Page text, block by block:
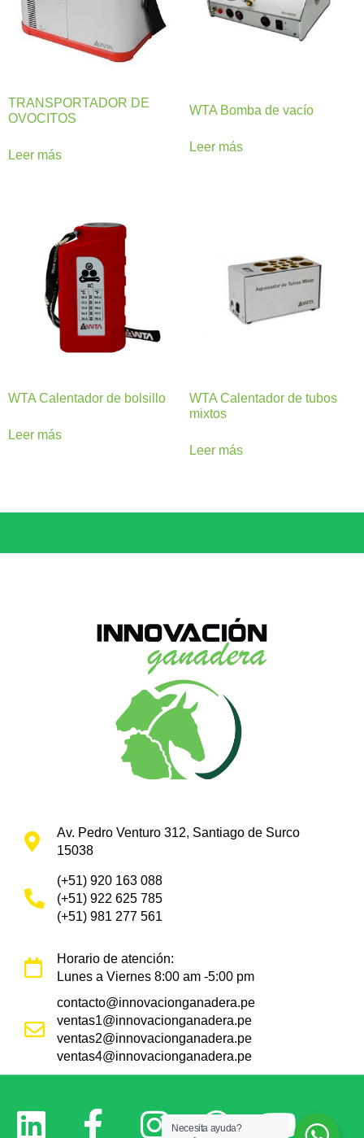
TRANSPORTADOR DE
OVOCITOS
Leer más
WTA Bomba de vacío
Leer más
WTA Calentador de bolsillo
Leer más
WTA Calentador de tubos
mixtos
Leer más
Av. Pedro Venturo 312, Santiago de Surco
15038
(+51) 920 163 088
(+51) 922 625 785
(+51) 981 277 561
Horario de atención:
Lunes a Viernes 8:00 am -5:00 pm
contacto@innovacionganadera.pe
ventas1@innovacionganadera.pe
ventas2@innovacionganadera.pe
ventas4@innovacionganadera.pe
Necesita ayuda?